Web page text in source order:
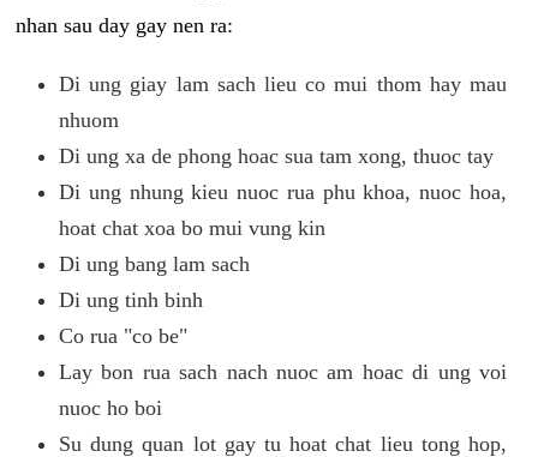
nhan sau day gay nen ra:
Di ung giay lam sach lieu co mui thom hay mau
nhuom
Di ung xa de phong hoac sua tam xong, thuoc tay
Di ung nhung kieu nuoc rua phu khoa, nuoc hoa,
hoat chat xoa bo mui vung kin
Di ung bang lam sach
Di ung tinh binh
Co rua "co be"
Lay bon rua sach nach nuoc am hoac di ung voi
nuoc ho boi
Su dung quan lot gay tu hoat chat lieu tong hop,